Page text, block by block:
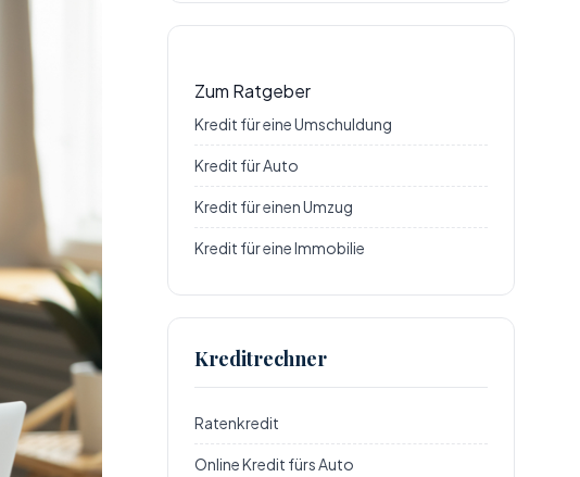
Zum Ratgeber
Kredit für eine Umschuldung
Kredit für Auto
Kredit für einen Umzug
Kredit für eine Immobilie
Kreditrechner
Ratenkredit
Online Kredit fürs Auto